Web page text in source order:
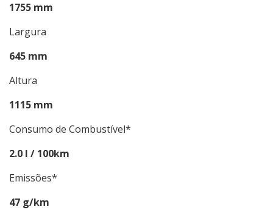
1755 mm
Largura
645 mm
Altura
1115 mm
Consumo de Combustível*
2.0 l / 100km
Emissões*
47 g/km